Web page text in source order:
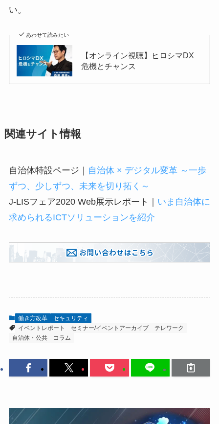
い。
あわせて読みたい
【オンライン視聴】ヒロシマDX
危機とチャンス
関連サイト情報
自治体特設ページ｜ 自治体 × デジタル変革 ～一歩
ずつ、少しずつ、未来を切り拓く～
J-LISフェア2020 Web展示レポート｜ いま自治体に
求められるICTソリューションを紹介
働き方改革
セキュリティ
イベントレポート
セミナー/イベントアーカイブ
テレワーク
自治体・公共
コラム